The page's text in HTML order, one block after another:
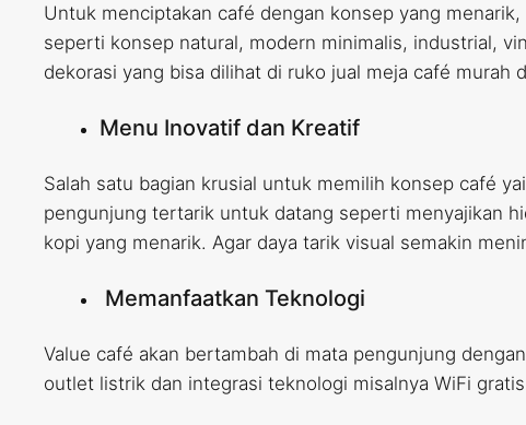
Untuk menciptakan café dengan konsep yang
seperti konsep natural, modern minimalis, industrial,
dekorasi yang bisa dilihat di ruko jual meja café murah
Menu Inovatif dan Kreatif
Salah satu bagian krusial untuk memilih konsep café
pengunjung tertarik untuk datang seperti menyajikan
kopi yang menarik. Agar daya tarik visual semakin
Memanfaatkan Teknologi
Value café akan bertambah di mata pengunjung
outlet listrik dan integrasi teknologi misalnya WiFi